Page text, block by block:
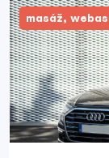
masáž,